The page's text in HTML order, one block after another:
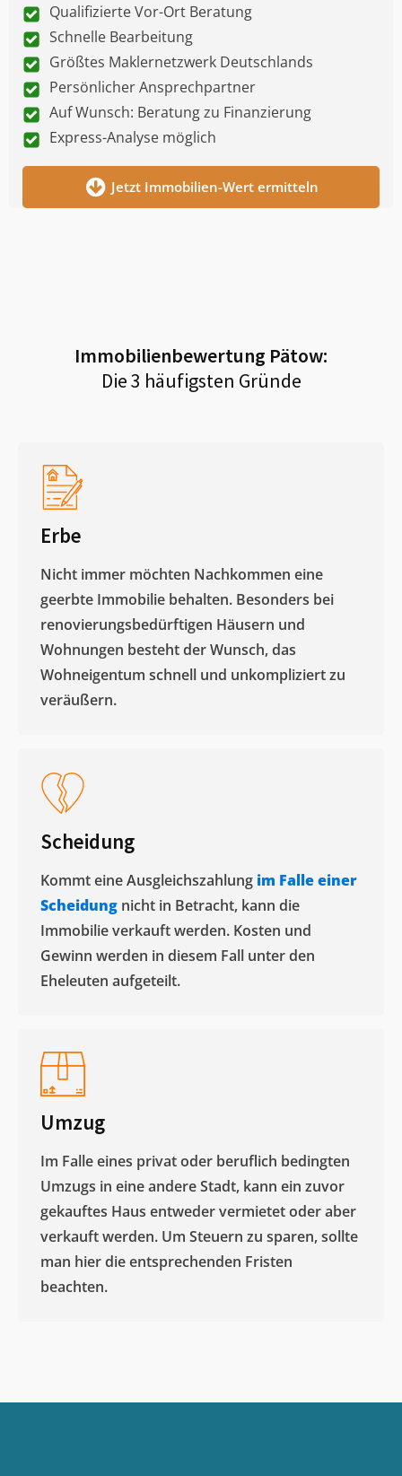
Qualifizierte Vor-Ort Beratung
Schnelle Bearbeitung
Größtes Maklernetzwerk Deutschlands
Persönlicher Ansprechpartner
Auf Wunsch: Beratung zu Finanzierung
Express-Analyse möglich
Jetzt Immobilien-Wert ermitteln
Immobilienbewertung Pätow:
Die 3 häufigsten Gründe
Erbe
Nicht immer möchten Nachkommen eine
geerbte Immobilie behalten. Besonders bei
renovierungsbedürftigen Häusern und
Wohnungen besteht der Wunsch, das
Wohneigentum schnell und unkompliziert zu
veräußern. ​
Scheidung
Kommt eine Ausgleichszahlung im Falle einer
Scheidung nicht in Betracht, kann die
Immobilie verkauft werden. Kosten und
Gewinn werden in diesem Fall unter den
Eheleuten aufgeteilt.​
Umzug
Im Falle eines privat oder beruflich bedingten
Umzugs in eine andere Stadt, kann ein zuvor
gekauftes Haus entweder vermietet oder aber
verkauft werden. Um Steuern zu sparen, sollte
man hier die entsprechenden Fristen
beachten.